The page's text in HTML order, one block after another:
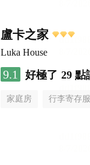
盧卡之家
Luka House
9.1 好極了 29 點
家庭房 行李寄存